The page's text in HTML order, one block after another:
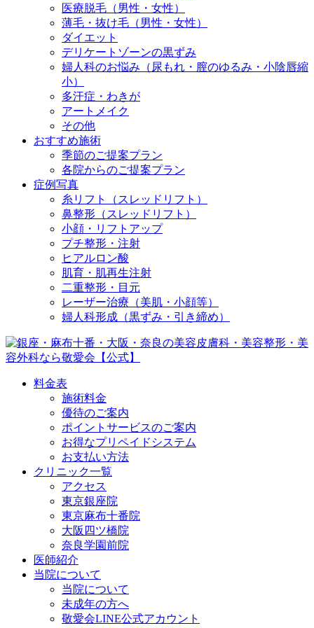
医療脱毛（男性・女性）
薄毛・抜け毛（男性・女性）
ダイエット
デリケートゾーンの黒ずみ
婦人科のお悩み（尿もれ・膣のゆるみ・小陰唇縮
小）
多汗症・わきが
アートメイク
その他
おすすめ施術
季節のご提案プラン
各院からのご提案プラン
症例写真
糸リフト（スレッドリフト）
鼻整形（スレッドリフト）
小顔・リフトアップ
プチ整形・注射
ヒアルロン酸
肌育・肌再生注射
二重整形・目元
レーザー治療（美肌・小顔等）
婦人科形成（黒ずみ・引き締め）
料金表
施術料金
優待のご案内
ポイントサービスのご案内
お得なプリペイドシステム
お支払い方法
クリニック一覧
アクセス
東京銀座院
東京麻布十番院
大阪四ツ橋院
奈良学園前院
医師紹介
当院について
当院について
未成年の方へ
敬愛会LINE公式アカウント